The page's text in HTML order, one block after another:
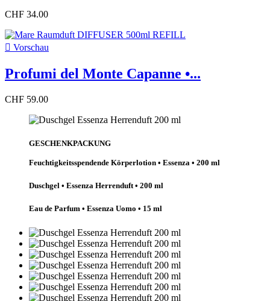
CHF 34.00
 Vorschau
Profumi del Monte Capanne •...
CHF 59.00
GESCHENKPACKUNG
Feuchtigkeitsspendende Körperlotion • Essenza • 200 ml
Duschgel • Essenza Herrenduft • 200 ml
Eau de Parfum • Essenza Uomo • 15 ml